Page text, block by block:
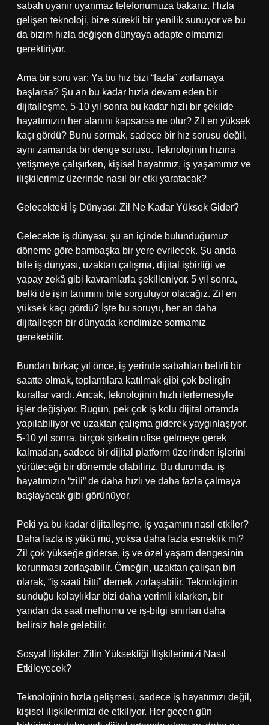
sabah uyanır uyanmaz telefonumuza bakarız. Hızla
gelişen teknoloji, bize sürekli bir yenilik sunuyor ve bu
da bizim hızla değişen dünyaya adapte olmamızı
gerektiriyor.
Ama bir soru var: Ya bu hız bizi “fazla” zorlamaya
başlarsa? Şu an bu kadar hızla devam eden bir
dijitalleşme, 5-10 yıl sonra bu kadar hızlı bir şekilde
hayatımızın her alanını kapsarsa ne olur? Zil en yüksek
kaçı gördü? Bunu sormak, sadece bir hız sorusu değil,
aynı zamanda bir denge sorusu. Teknolojinin hızına
yetişmeye çalışırken, kişisel hayatımız, iş yaşamımız ve
ilişkilerimiz üzerinde nasıl bir etki yaratacak?
Gelecekteki İş Dünyası: Zil Ne Kadar Yüksek Gider?
Gelecekte iş dünyası, şu an içinde bulunduğumuz
döneme göre bambaşka bir yere evrilecek. Şu anda
bile iş dünyası, uzaktan çalışma, dijital işbirliği ve
yapay zekâ gibi kavramlarla şekilleniyor. 5 yıl sonra,
belki de işin tanımını bile sorguluyor olacağız. Zil en
yüksek kaçı gördü? İşte bu soruyu, her an daha
dijitalleşen bir dünyada kendimize sormamız
gerekebilir.
Bundan birkaç yıl önce, iş yerinde sabahları belirli bir
saatte olmak, toplantılara katılmak gibi çok belirgin
kurallar vardı. Ancak, teknolojinin hızlı ilerlemesiyle
işler değişiyor. Bugün, pek çok iş kolu dijital ortamda
yapılabiliyor ve uzaktan çalışma giderek yaygınlaşıyor.
5-10 yıl sonra, birçok şirketin ofise gelmeye gerek
kalmadan, sadece bir dijital platform üzerinden işlerini
yürüteceği bir dönemde olabiliriz. Bu durumda, iş
hayatımızın “zili” de daha hızlı ve daha fazla çalmaya
başlayacak gibi görünüyor.
Peki ya bu kadar dijitalleşme, iş yaşamını nasıl etkiler?
Daha fazla iş yükü mü, yoksa daha fazla esneklik mi?
Zil çok yükseğe giderse, iş ve özel yaşam dengesinin
korunması zorlaşabilir. Örneğin, uzaktan çalışan biri
olarak, “iş saati bitti” demek zorlaşabilir. Teknolojinin
sunduğu kolaylıklar bizi daha verimli kılarken, bir
yandan da saat mefhumu ve iş-bilgi sınırları daha
belirsiz hale gelebilir.
Sosyal İlişkiler: Zilin Yüksekliği İlişkilerimizi Nasıl
Etkileyecek?
Teknolojinin hızla gelişmesi, sadece iş hayatımızı değil,
kişisel ilişkilerimizi de etkiliyor. Her geçen gün